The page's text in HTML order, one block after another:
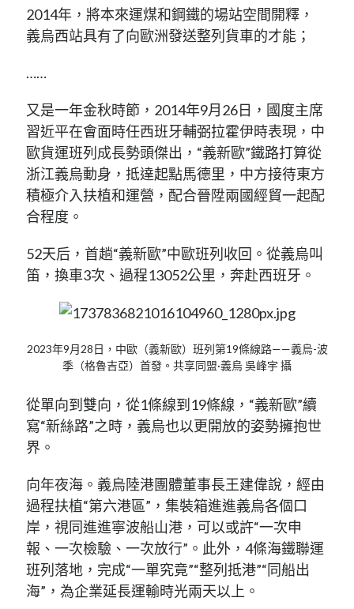
2014年，將本來運煤和鋼鐵的場站空間開釋，
義烏西站具有了向歐洲發送整列貨車的才能；
……
又是一年金秋時節，2014年9月26日，國度主席
習近平在會面時任西班牙輔弼拉霍伊時表現，中
歐貨運班列成長勢頭傑出，“義新歐”鐵路打算從
浙江義烏動身，抵達起點馬德里，中方接待東方
積極介入扶植和運營，配合晉陞兩國經貿一起配
合程度。
52天后，首趟“義新歐”中歐班列收回。從義烏叫
笛，換車3次、過程13052公里，奔赴西班牙。
2023年9月28日，中歐（義新歐）班列第19條線路——義烏-波
季（格魯吉亞）首發。共享同盟·義烏 吳峰宇 攝
從單向到雙向，從1條線到19條線，“義新歐”續
寫“新絲路”之時，義烏也以更開放的姿勢擁抱世
界。
向年夜海。義烏陸港團體董事長王建偉說，經由
過程扶植“第六港區”，集裝箱進進義烏各個口
岸，視同進進寧波船山港，可以或許“一次申
報、一次檢驗、一次放行”。此外，4條海鐵聯運
班列落地，完成“一單究竟”“整列抵港”“同船出
海”，為企業延長運輸時光兩天以上。